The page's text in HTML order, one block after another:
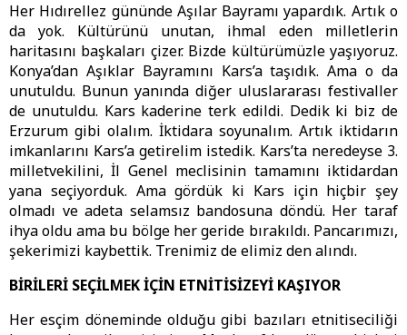
Her Hıdırellez gününde Aşılar Bayramı yapardık. Artık o
da yok. Kültürünü unutan, ihmal eden milletlerin
haritasını başkaları çizer. Bizde kültürümüzle yaşıyoruz.
Konya’dan Aşıklar Bayramını Kars’a taşıdık. Ama o da
unutuldu. Bunun yanında diğer uluslararası festivaller
de unutuldu. Kars kaderine terk edildi. Dedik ki biz de
Erzurum gibi olalım. İktidara soyunalım. Artık iktidarın
imkanlarını Kars’a getirelim istedik. Kars’ta neredeyse 3.
milletvekilini, İl Genel meclisinin tamamını iktidardan
yana seçiyorduk. Ama gördük ki Kars için hiçbir şey
olmadı ve adeta selamsız bandosuna döndü. Her taraf
ihya oldu ama bu bölge her geride bırakıldı. Pancarımızı,
şekerimizi kaybettik. Trenimiz de elimiz den alındı.
BİRİLERİ SEÇİLMEK İÇİN ETNİTİSİZEYİ KAŞIYOR
Her esçim döneminde olduğu gibi bazıları etnitiseciliği